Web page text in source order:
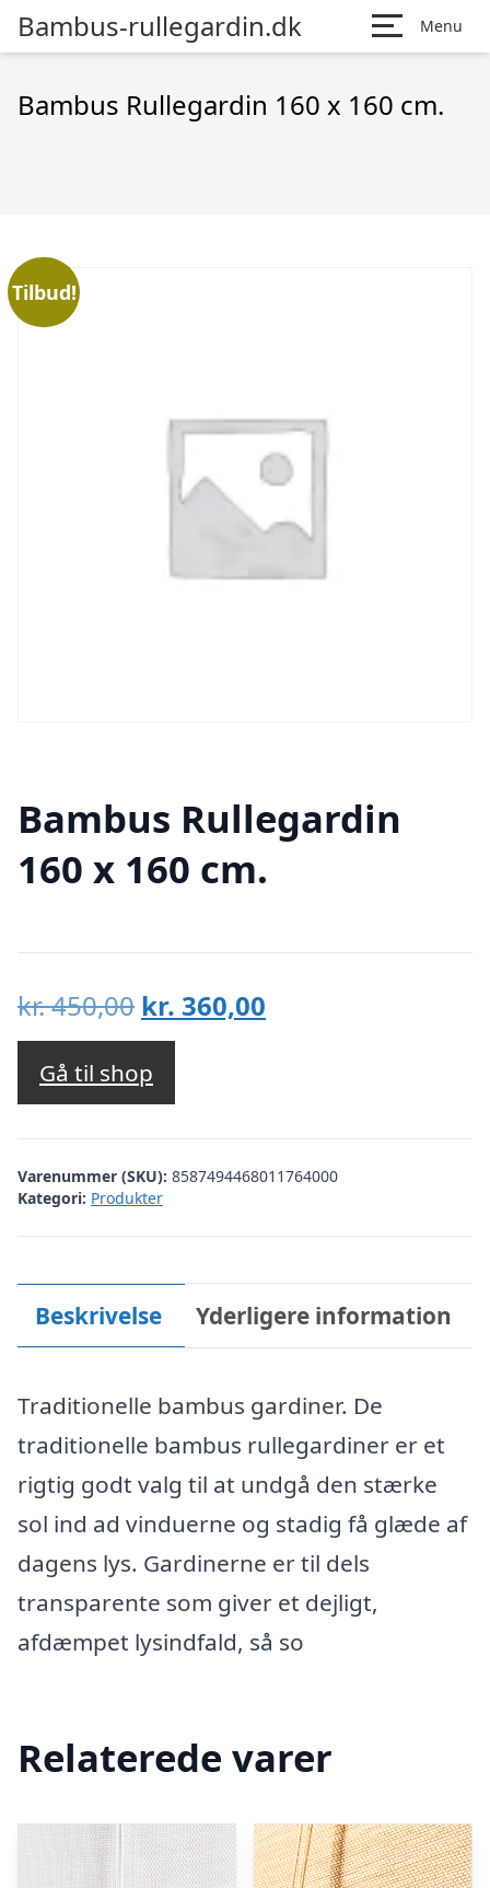
Bambus-rullegardin.dk Menu
Bambus Rullegardin 160 x 160 cm.
Tilbud!
Bambus Rullegardin
160 x 160 cm.
kr.450,00 Den
oprindelige
pris
var:
kr. 450,00.
kr. 360,00
kr. 360,00.
Gå til shop
Varenummer (SKU): 8587494468011764000
Kategori: Produkter
Beskrivelse Yderligere information
Traditionelle bambus gardiner. De
traditionelle bambus rullegardiner er et
rigtig godt valg til at undgå den stærke
sol ind ad vinduerne og stadig få glæde af
dagens lys. Gardinerne er til dels
transparente som giver et dejligt,
afdæmpet lysindfald, så so
Relaterede varer